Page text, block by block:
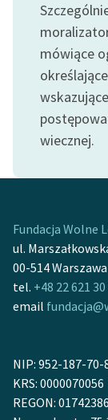
skandynawskiej
feministycznej
Ręce pełne poezji
Kolekcje
twórców
do domeny
Starego
Szkoła Poezji
Lektur
O nas
O projekcie
Zespół
mówiące
wiecznej.
Fundacja Wolne
ul.
00-514 Warszawa
tel. +48 22 621
email
NIP: 952-187-70-
KRS: 0000070056
REGON: